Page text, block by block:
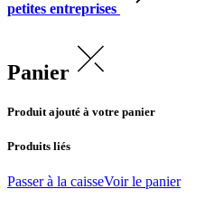
petites entreprises
Panier
Produit ajouté à votre panier
Produits liés
Passer à la caisseVoir le panier